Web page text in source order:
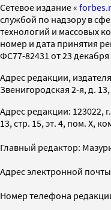
Cетевое издание «
службой по надзору в
технологий и массовых
номер и дата принятия
ФС77-82431 от 23 декабря
Адрес редакции,
Звенигородская 2-я, д.
Адрес редакции: 123022,
13, стр. 15, эт. 4, пом. X,
Главный редактор:
Адрес электронной
Номер телефона